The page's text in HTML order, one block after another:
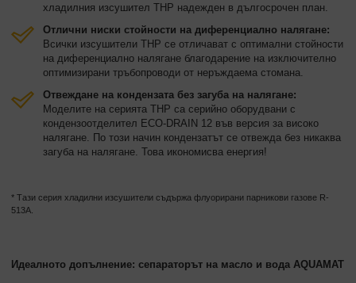
хладилния изсушител THP надежден в дългосрочен план.
Отлични ниски стойности на диференциално налягане:
Всички изсушители THP се отличават с оптимални стойности
на диференциално налягане благодарение на изключително
оптимизирани тръбопроводи от неръждаема стомана.
Отвеждане на кондензата без загуба на налягане:
Моделите на серията THP са серийно оборудвани с
кондензоотделител ECO-DRAIN 12 във версия за високо
налягане. По този начин кондензатът се отвежда без никаква
загуба на налягане. Това икономисва енергия!
* Тази серия хладилни изсушители съдържа флуорирани парникови газове R-
513A.
Идеалното допълнение: сепараторът на масло и вода AQUAMAT